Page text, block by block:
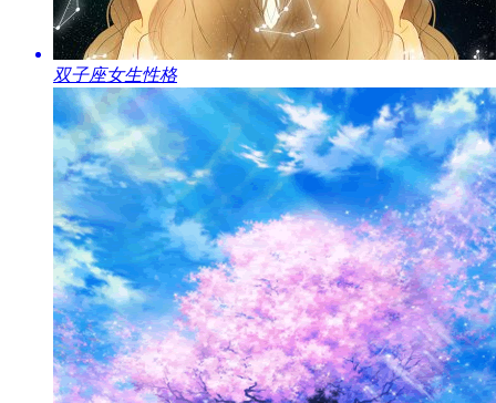
​双子座女生性格